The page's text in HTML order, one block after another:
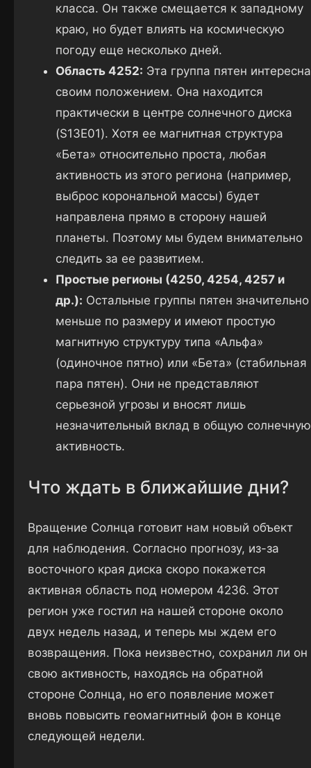
класса. Он также смещается к западному
краю, но будет влиять на космическую
погоду еще несколько дней.
Область 4252: Эта группа пятен интересна
своим положением. Она находится
практически в центре солнечного диска
(S13E01). Хотя ее магнитная структура
«Бета» относительно проста, любая
активность из этого региона (например,
выброс корональной массы) будет
направлена прямо в сторону нашей
планеты. Поэтому мы будем внимательно
следить за ее развитием.
Простые регионы (4250, 4254, 4257 и
др.): Остальные группы пятен значительно
меньше по размеру и имеют простую
магнитную структуру типа «Альфа»
(одиночное пятно) или «Бета» (стабильная
пара пятен). Они не представляют
серьезной угрозы и вносят лишь
незначительный вклад в общую солнечную
активность.
Что ждать в ближайшие дни?
Вращение Солнца готовит нам новый объект
для наблюдения. Согласно прогнозу, из-за
восточного края диска скоро покажется
активная область под номером 4236. Этот
регион уже гостил на нашей стороне около
двух недель назад, и теперь мы ждем его
возвращения. Пока неизвестно, сохранил ли он
свою активность, находясь на обратной
стороне Солнца, но его появление может
вновь повысить геомагнитный фон в конце
следующей недели.